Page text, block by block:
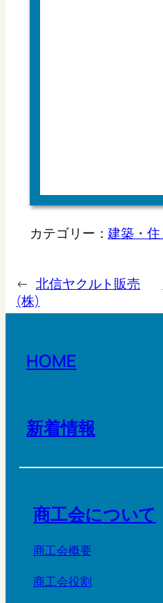
カテゴリー：建築・
← 北信ヤクルト販売
(株)
HOME
新着情報
商工会について
商工会概要
商工会役割